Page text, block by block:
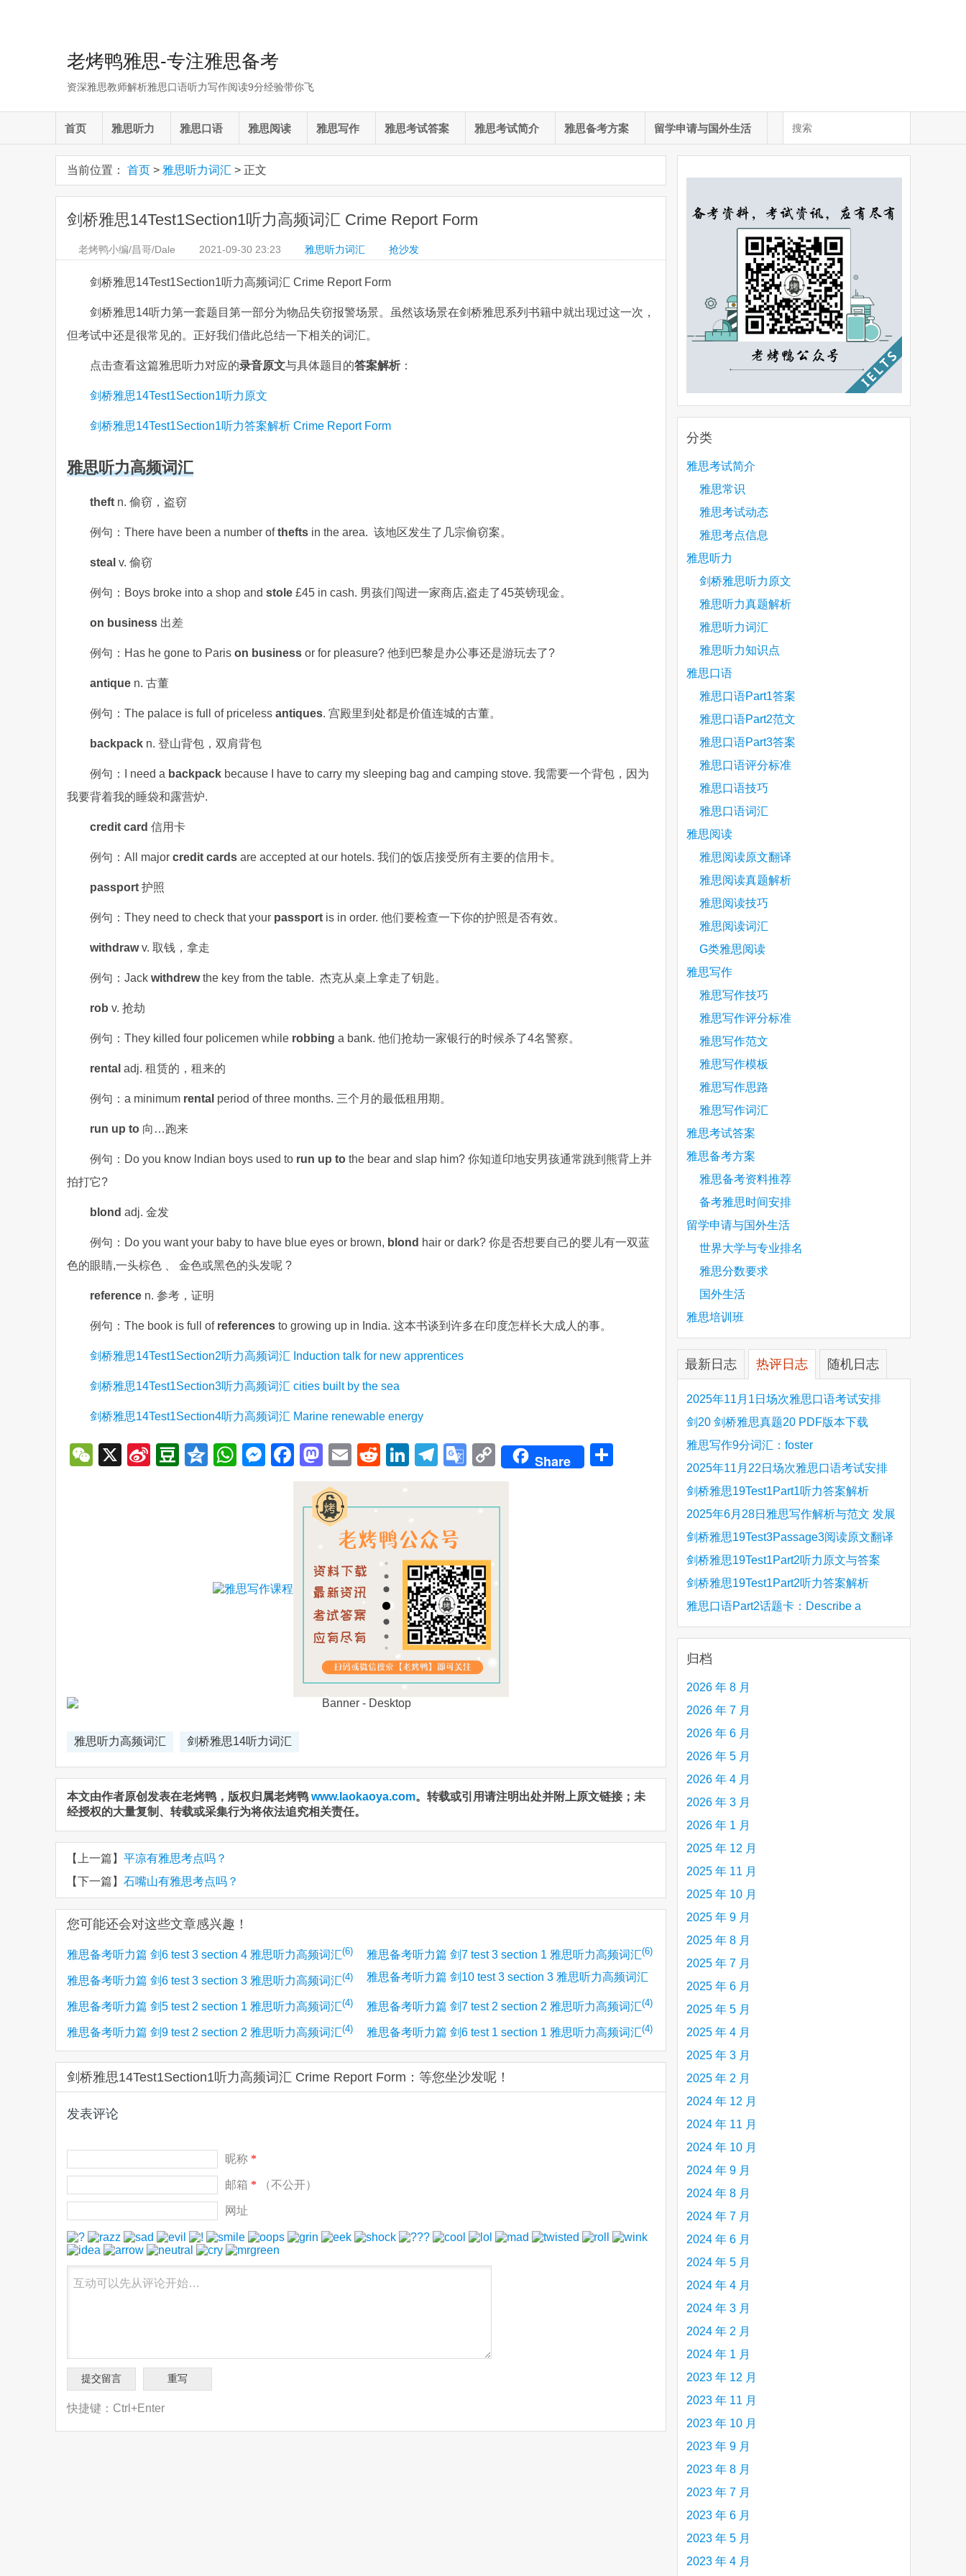
老烤鸭雅思-专注雅思备考
资深雅思教师解析雅思口语听力写作阅读9分经验带你飞
首页 雅思听力 雅思口语 雅思阅读 雅思写作 雅思考试答案 雅思考试简介 雅思备考方案 留学申请与国外生活
当前位置： 首页 > 雅思听力词汇 > 正文
剑桥雅思14Test1Section1听力高频词汇 Crime Report Form
老烤鸭小编/昌哥/Dale 2021-09-30 23:23 雅思听力词汇 抢沙发
剑桥雅思14Test1Section1听力高频词汇 Crime Report Form
剑桥雅思14听力第一套题目第一部分为物品失窃报警场景。虽然该场景在剑桥雅思系列书籍中就出现过这一次，
但考试中还是很常见的。正好我们借此总结一下相关的词汇。
点击查看这篇雅思听力对应的录音原文与具体题目的答案解析：
剑桥雅思14Test1Section1听力原文
剑桥雅思14Test1Section1听力答案解析 Crime Report Form
雅思听力高频词汇
theft n. 偷窃，盗窃
例句：There have been a number ofthefts in the area. 该地区发生了几宗偷窃案。
steal v. 偷窃
例句：Boys broke into a shop and stole £45 in cash. 男孩们闯进一家商店,盗走了45英镑现金。
on business 出差
例句：Has he gone to Paris on business or for pleasure? 他到巴黎是办公事还是游玩去了?
antique n. 古董
例句：The palace is full of priceless antiques. 宫殿里到处都是价值连城的古董。
backpack n. 登山背包，双肩背包
例句：I need a backpack because I have to carry my sleeping bag and camping stove. 我需要一个背包，因为
我要背着我的睡袋和露营炉.
credit card 信用卡
例句：All major credit cards are accepted at our hotels. 我们的饭店接受所有主要的信用卡。
passport 护照
例句：They need to check that your passport is in order. 他们要检查一下你的护照是否有效。
withdrawv. 取钱，拿走
例句：Jack withdrewthe key from the table. 杰克从桌上拿走了钥匙。
rob v. 抢劫
例句：They killed four policemen while robbing a bank. 他们抢劫一家银行的时候杀了4名警察。
rental adj. 租赁的，租来的
例句：a minimum rental period of three months. 三个月的最低租用期。
run up to 向…跑来
例句：Do you know lndian boys used to run up to the bear and slap him? 你知道印地安男孩通常跳到熊背上并
拍打它?
blond adj. 金发
例句：Do you want your baby to have blue eyes or brown, blond hair or dark? 你是否想要自己的婴儿有一双蓝
色的眼睛,一头棕色 、 金色或黑色的头发呢 ?
reference n. 参考，证明
例句：The book is full of references to growing up in India. 这本书谈到许多在印度怎样长大成人的事。
剑桥雅思14Test1Section2听力高频词汇 Induction talk for new apprentices
剑桥雅思14Test1Section3听力高频词汇 cities built by the sea
剑桥雅思14Test1Section4听力高频词汇 Marine renewable energy
WeChat
X
SinaDouban
QzoneWhatsApp
Messenger
Facebook
Mastodon
EmailRedditLinkedIn
Telegram
Google
CopyShare
雅思听力高频词汇 剑桥雅思14听力词汇
本文由作者原创发表在老烤鸭，版权归属老烤鸭 www.laokaoya.com。转载或引用请注明出处并附上原文链接；未
经授权的大量复制、转载或采集行为将依法追究相关责任。
【上一篇】 平凉有雅思考点吗？
【下一篇】 石嘴山有雅思考点吗？
您可能还会对这些文章感兴趣！
雅思备考听力篇 剑6 test 3 section 4 雅思听力高频词汇(6) 雅思备考听力篇 剑7 test 3 section 1 雅思听力高频词汇(6)
雅思备考听力篇 剑6 test 3 section 3 雅思听力高频词汇(4) 雅思备考听力篇 剑10 test 3 section 3 雅思听力高频词汇
(4)
雅思备考听力篇 剑5 test 2 section 1 雅思听力高频词汇(4) 雅思备考听力篇 剑7 test 2 section 2 雅思听力高频词汇(4)
雅思备考听力篇 剑9 test 2 section 2 雅思听力高频词汇(4) 雅思备考听力篇 剑6 test 1 section 1 雅思听力高频词汇(4)
剑桥雅思14Test1Section1听力高频词汇 Crime Report Form：等您坐沙发呢！
发表评论
昵称 *
邮箱 * （不公开）
网址
快捷键：Ctrl+Enter
分类
雅思考试简介
雅思常识
雅思考试动态
雅思考点信息
雅思听力
剑桥雅思听力原文
雅思听力真题解析
雅思听力词汇
雅思听力知识点
雅思口语
雅思口语Part1答案
雅思口语Part2范文
雅思口语Part3答案
雅思口语评分标准
雅思口语技巧
雅思口语词汇
雅思阅读
雅思阅读原文翻译
雅思阅读真题解析
雅思阅读技巧
雅思阅读词汇
G类雅思阅读
雅思写作
雅思写作技巧
雅思写作评分标准
雅思写作范文
雅思写作模板
雅思写作思路
雅思写作词汇
雅思考试答案
雅思备考方案
雅思备考资料推荐
备考雅思时间安排
留学申请与国外生活
世界大学与专业排名
雅思分数要求
国外生活
雅思培训班
最新日志 热评日志 随机日志
2025年11月1日场次雅思口语考试安排
剑20 剑桥雅思真题20 PDF版本下载
雅思写作9分词汇：foster
2025年11月22日场次雅思口语考试安排
剑桥雅思19Test1Part1听力答案解析
Hinchingbrooke Country Park
2025年6月28日雅思写作解析与范文 发展
旅游业 手把手带你写高分范文
剑桥雅思19Test3Passage3阅读原文翻译
Is the era of artificial speech translation
upon us 人工智能语言翻译
剑桥雅思19Test1Part2听力原文与答案
Stanthorpe Twinning Association
剑桥雅思19Test1Part2听力答案解析
Stanthorpe Twinning Association
雅思口语Part2话题卡：Describe a
creative person (e.g. an artist, a musician,
etc.) you admire 钦佩的有创造力的人
归档
2026 年 8 月
2026 年 7 月
2026 年 6 月
2026 年 5 月
2026 年 4 月
2026 年 3 月
2026 年 1 月
2025 年 12 月
2025 年 11 月
2025 年 10 月
2025 年 9 月
2025 年 8 月
2025 年 7 月
2025 年 6 月
2025 年 5 月
2025 年 4 月
2025 年 3 月
2025 年 2 月
2024 年 12 月
2024 年 11 月
2024 年 10 月
2024 年 9 月
2024 年 8 月
2024 年 7 月
2024 年 6 月
2024 年 5 月
2024 年 4 月
2024 年 3 月
2024 年 2 月
2024 年 1 月
2023 年 12 月
2023 年 11 月
2023 年 10 月
2023 年 9 月
2023 年 8 月
2023 年 7 月
2023 年 6 月
2023 年 5 月
2023 年 4 月